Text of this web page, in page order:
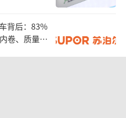
品研发、生产和销售的
司拥有具备自主知识产
配备了先进的生产检测
背后：83%
卷、质量频